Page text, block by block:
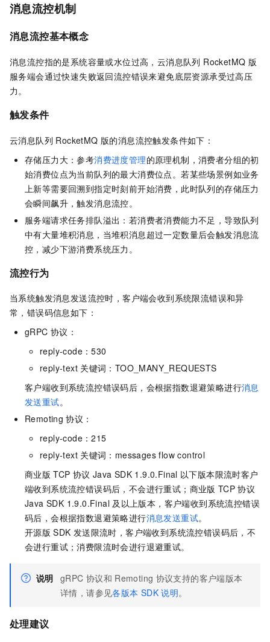
消息流控机制
消息流控基本概念
消息流控指的是系统容量或水位过高， 云消息队列 RocketMQ 版
服务端会通过快速失败返回流控错误来避免底层资源承受过高压
力。
触发条件
云消息队列 RocketMQ 版的消息流控触发条件如下：
存储压力大：参考消费进度管理的原理机制，消费者分组的初
始消费位点为当前队列的最大消费位点。若某些场景例如业务
上新等需要回溯到指定时刻前开始消费，此时队列的存储压力
会瞬间飙升，触发消息流控。
服务端请求任务排队溢出：若消费者消费能力不足，导致队列
中有大量堆积消息，当堆积消息超过一定数量后会触发消息流
控，减少下游消费系统压力。
流控行为
当系统触发消息发送流控时，客户端会收到系统限流错误和异
常，错误码信息如下：
gRPC 协议：
reply-code：530
reply-text 关键词：TOO_MANY_REQUESTS
客户端收到系统流控错误码后，会根据指数退避策略进行消息
发送重试。
Remoting 协议：
reply-code：215
reply-text 关键词：messages flow control
商业版 TCP 协议 Java SDK 1.9.0.Final 以下版本限流时客户
端收到系统流控错误码后，不会进行重试；商业版 TCP 协议
Java SDK 1.9.0.Final 及以上版本，客户端收到系统流控错误
码后，会根据指数退避策略进行消息发送重试。
开源版 SDK 发送限流时，客户端收到系统流控错误码后，不
会进行重试；消费限流时会进行退避重试。
说明 gRPC 协议和 Remoting 协议支持的客户端版本
详情，请参见各版本 SDK 说明。
处理建议